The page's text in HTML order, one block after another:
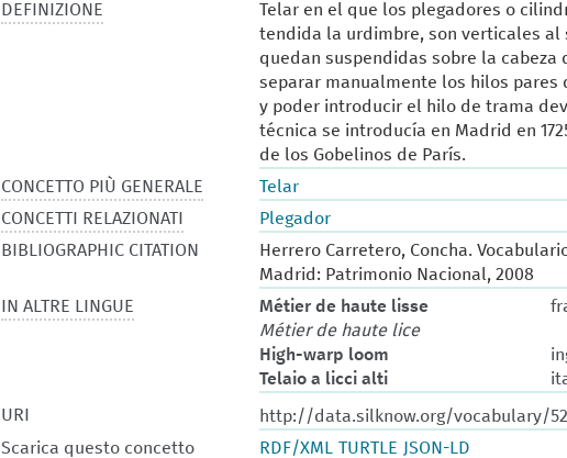
DEFINIZIONE
Telar en el que los plegadores o
tendida la urdimbre, son verticales al
quedan suspendidas sobre la
separar manualmente los hilos pares
y poder introducir el hilo de trama
técnica se introducía en Madrid en
de los Gobelinos de París.
CONCETTO PIÙ GENERALE
Telar
CONCETTI RELAZIONATI
Plegador
BIBLIOGRAPHIC CITATION
Herrero Carretero, Concha.
Madrid: Patrimonio Nacional, 2008
IN ALTRE LINGUE
Métier de haute lisse
Métier de haute lice
High-warp loom
Telaio a licci alti
URI
http://data.silknow.org/vocabulary/
Scarica questo concetto
RDF/XML TURTLE JSON-LD